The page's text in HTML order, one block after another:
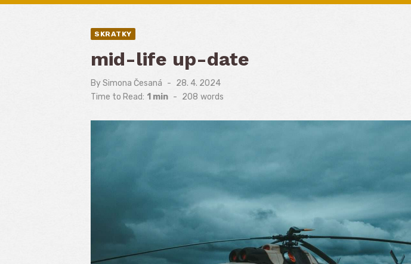
SKRATKY
mid-life up-date
BySimona Česaná
Posted
on
28. 4. 2024
Time to Read: 1 min - 208 words